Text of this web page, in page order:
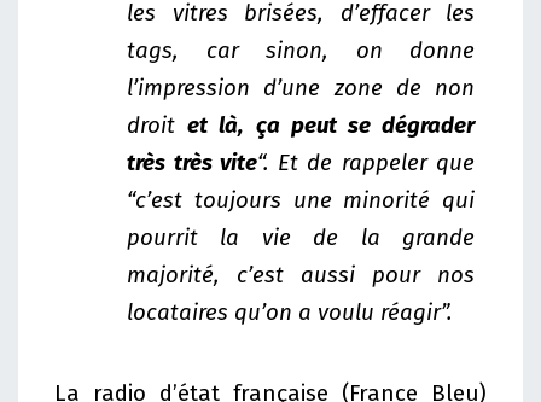
les vitres brisées, d’effacer les
tags, car sinon, on donne
l’impression d’une zone de non
droitet là, ça peut se dégrader
très très vite“. Et de rappeler que
“c’est toujours une minorité qui
pourrit la vie de la grande
majorité, c’est aussi pour nos
locataires qu’on a voulu réagir”.
La radio d’état française (France Bleu)